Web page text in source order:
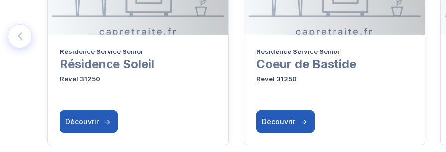
Résidence Service Senior
Résidence Soleil
Revel 31250
Découvrir
Résidence Service Senior
Coeur de Bastide
Revel 31250
Découvrir